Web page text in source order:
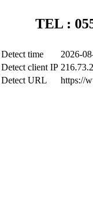
TEL :
Detect time
2026-
Detect client IP
Detect URL
https://